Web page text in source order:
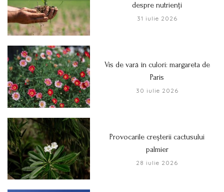
despre nutrienți
31 iulie 2026
Vis de vară în culori: margareta de
Paris
30 iulie 2026
Provocarile creșterii cactusului
palmier
28 iulie 2026